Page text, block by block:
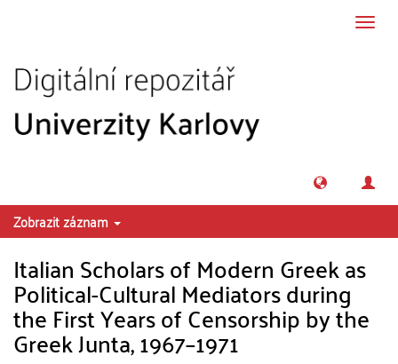
Zobrazit záznam
Italian Scholars of Modern Greek as
Political-Cultural Mediators during
the First Years of Censorship by the
Greek Junta, 1967–1971